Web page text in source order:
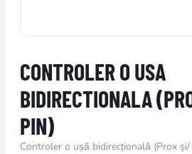
CONTROLER O USA
BIDIRECTIONALA
PIN)
Controler o ușă bidirecțională (Prox